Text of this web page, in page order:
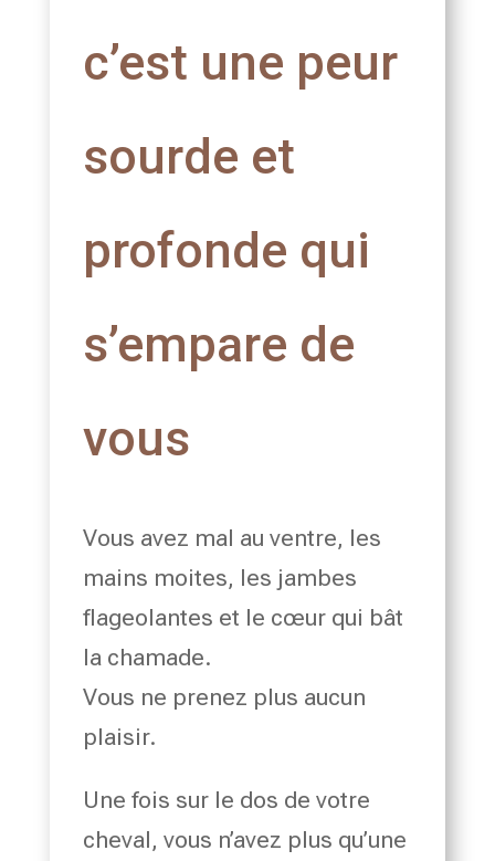
c’est une peur
sourde et
profonde qui
s’empare de
vous
Vous avez mal au ventre, les
mains moites, les jambes
flageolantes et le cœur qui bât
la chamade.
Vous ne prenez plus aucun
plaisir.
Une fois sur le dos de votre
cheval, vous n’avez plus qu’une